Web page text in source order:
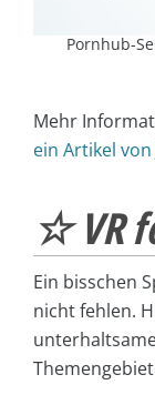
Pornhub-
Mehr
ein Artikel von
☆ VR
Ein bisschen
nicht fehlen.